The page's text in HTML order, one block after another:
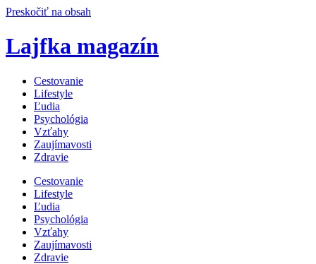
Preskočiť na obsah
Lajfka magazín
Cestovanie
Lifestyle
Ľudia
Psychológia
Vzťahy
Zaujímavosti
Zdravie
Cestovanie
Lifestyle
Ľudia
Psychológia
Vzťahy
Zaujímavosti
Zdravie